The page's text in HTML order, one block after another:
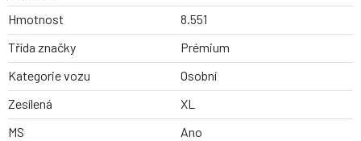
Hmotnost
8.551
Třída značky
Prémium
Kategorie vozu
Osobní
Zesílená
XL
MS
Ano